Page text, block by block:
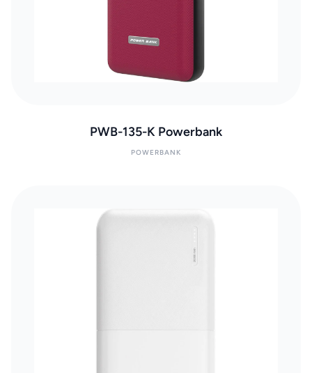
PWB-135-K Powerbank
POWERBANK